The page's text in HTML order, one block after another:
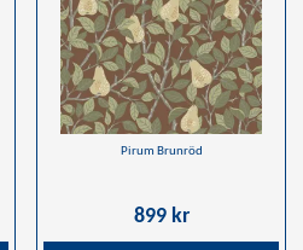
Pirum Brunröd
899 kr